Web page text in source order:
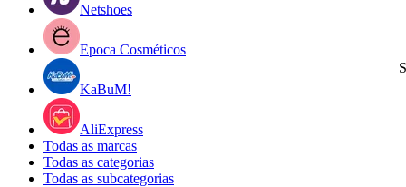
Netshoes
Epoca Cosméticos
KaBuM!
AliExpress
Todas as marcas
Todas as categorias
Todas as subcategorias